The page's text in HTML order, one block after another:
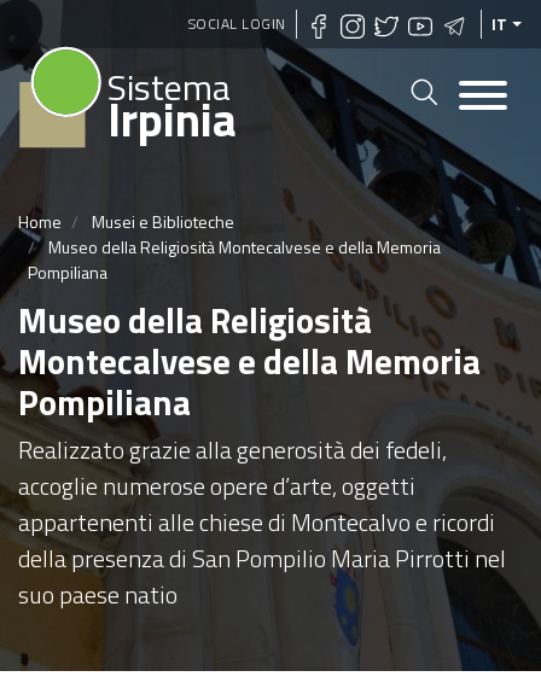
Salta
al
contenuto
principale
SOCIAL LOGIN IT
Sistema
Irpinia
Home
Musei e Biblioteche
Museo della Religiosità Montecalvese e della Memoria
Pompiliana
Museo della Religiosità
Montecalvese e della Memoria
Pompiliana
Realizzato grazie alla generosità dei fedeli,
accoglie numerose opere d’arte, oggetti
appartenenti alle chiese di Montecalvo e ricordi
della presenza di San Pompilio Maria Pirrotti nel
suo paese natio